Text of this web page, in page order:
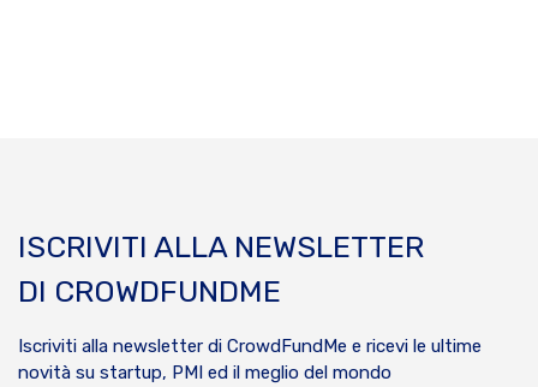
ISCRIVITI ALLA NEWSLETTER
DI CROWDFUNDME
Iscriviti alla newsletter di CrowdFundMe e ricevi le ultime
novità su startup, PMI ed il meglio del mondo